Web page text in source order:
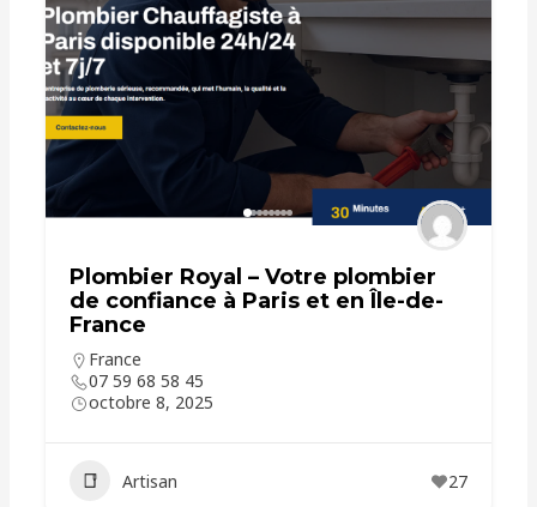
Plombier Royal – Votre plombier
de confiance à Paris et en Île-de-
France
France
07 59 68 58 45
octobre 8, 2025
Artisan 27